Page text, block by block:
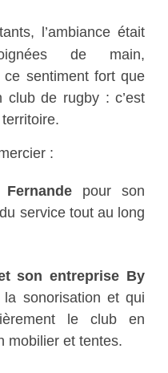
l’ambiance était
de main,
sentiment fort que
club de rugby : c’est
:
Fernande pour son
service tout au long
son entreprise By
sonorisation et qui
le club en
mobilier et tentes.